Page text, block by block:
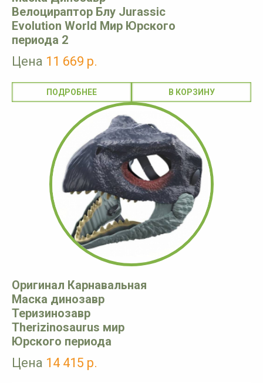
Велоцираптор Блу Jurassic
Evolution World Мир Юрского
периода 2
Цена 11 669 р.
ПОДРОБНЕЕ
Оригинал Карнавальная
Маска динозавр
Теризинозавр
Therizinosaurus мир
Юрского периода
Цена 14 415 р.